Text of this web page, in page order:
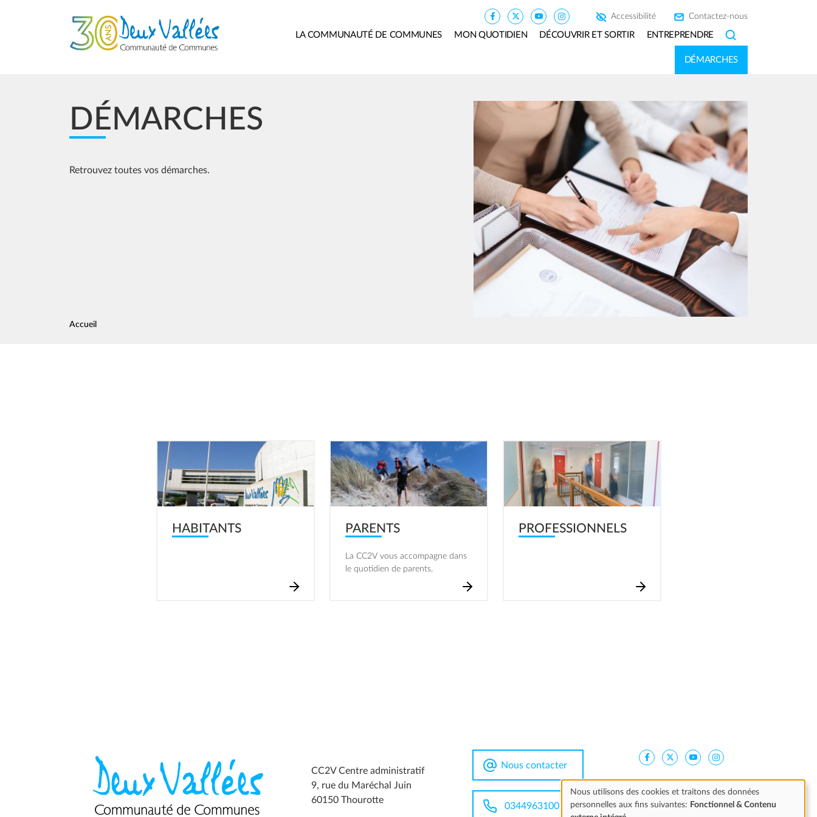
Accessibilité Contactez-nous
LA COMMUNAUTÉ DE COMMUNES MON QUOTIDIEN DÉCOUVRIR ET SORTIR ENTREPRENDRE SEARCH
DÉMARCHES
DÉMARCHES
Retrouvez toutes vos démarches.
Fil d'Ariane
Accueil
Image
Image
HABITANTS
Image
PARENTS
La CC2V vous accompagne dans
le quotidien de parents.
Image
PROFESSIONNELS
CC2V Centre administratif
9, rue du Maréchal Juin
60150 Thourotte
Nous contacter
0344963100
Nous utilisons des cookies et traitons des données
personnelles aux fins suivantes: Fonctionnel & Contenu